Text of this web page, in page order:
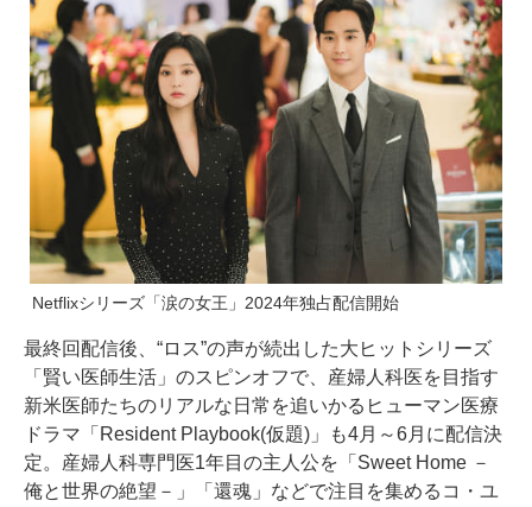
Netflixシリーズ「涙の女王」2024年独占配信開始
最終回配信後、“ロス”の声が続出した大ヒットシリーズ
「賢い医師生活」のスピンオフで、産婦人科医を目指す
新米医師たちのリアルな日常を追いかるヒューマン医療
ドラマ「Resident Playbook(仮題)」も4月～6月に配信決
定。産婦人科専門医1年目の主人公を「Sweet Home －
俺と世界の絶望－」「還魂」などで注目を集めるコ・ユ